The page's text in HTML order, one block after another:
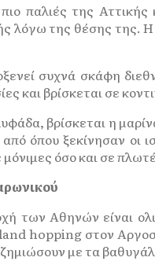
παλιές της Αττικής
λόγω της θέσης της.
συχνά σκάφη
και βρίσκεται σε
βρίσκεται η
από όπου ξεκίνησαν
όσο και σε
των Αθηνών είναι
hopping στον
με τα